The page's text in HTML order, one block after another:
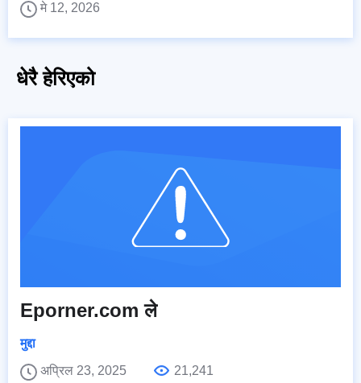
मे 12, 2026
धेरै हेरिएको
Eporner.com ले
मुद्दा
अप्रिल 23, 2025
21,241